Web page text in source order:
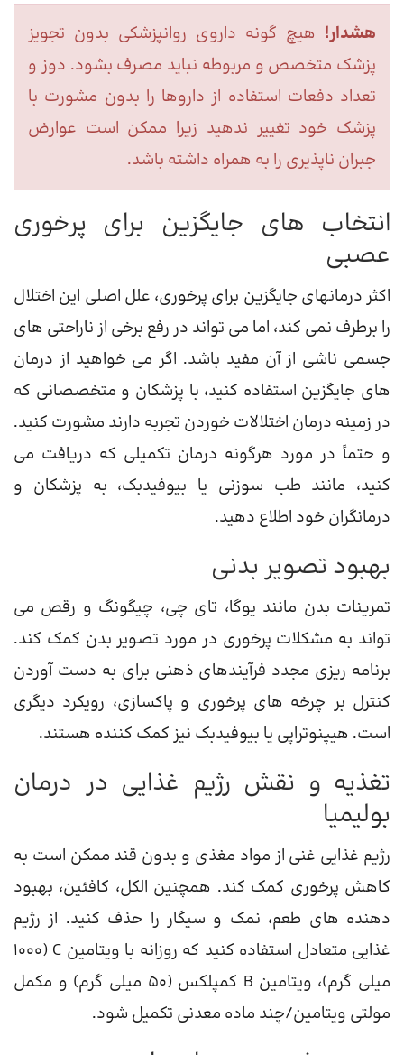
هشدار! هیچ گونه داروی روانپزشکی بدون تجویز
پزشک متخصص و مربوطه نباید مصرف بشود. دوز و
تعداد دفعات استفاده از داروها را بدون مشورت با
پزشک خود تغییر ندهید زیرا ممکن است عوارض
جبران ناپذیری را به همراه داشته باشد.
انتخاب های جایگزین برای پرخوری
عصبی
اکثر درمانهای جایگزین برای پرخوری، علل اصلی این اختلال
را برطرف نمی کند، اما می تواند در رفع برخی از ناراحتی های
جسمی ناشی از آن مفید باشد. اگر می خواهید از درمان
های جایگزین استفاده کنید، با پزشکان و متخصصانی که
در زمینه درمان اختلالات خوردن تجربه دارند مشورت کنید.
و حتماً در مورد هرگونه درمان تکمیلی که دریافت می
کنید، مانند طب سوزنی یا بیوفیدبک، به پزشکان و
درمانگران خود اطلاع دهید.
بهبود تصویر بدنی
تمرینات بدن مانند یوگا، تای چی، چیگونگ و رقص می
تواند به مشکلات پرخوری در مورد تصویر بدن کمک کند.
برنامه ریزی مجدد فرآیندهای ذهنی برای به دست آوردن
کنترل بر چرخه های پرخوری و پاکسازی، رویکرد دیگری
است. هیپنوتراپی یا بیوفیدبک نیز کمک کننده هستند.
تغذیه و نقش رژیم غذایی در درمان
بولیمیا
رژیم غذایی غنی از مواد مغذی و بدون قند ممکن است به
کاهش پرخوری کمک کند. همچنین الکل، کافئین، بهبود
دهنده های طعم، نمک و سیگار را حذف کنید. از رژیم
غذایی متعادل استفاده کنید که روزانه با ویتامین C (1000
میلی گرم)، ویتامین B کمپلکس (50 میلی گرم) و مکمل
مولتی ویتامین/چند ماده معدنی تکمیل شود.